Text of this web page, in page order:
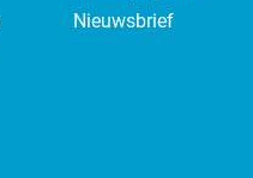
Nieuwsbrief